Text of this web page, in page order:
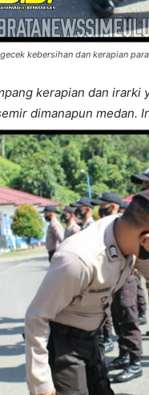
kebersihan dan kerapian
kerapian dan
dimanapun medan.